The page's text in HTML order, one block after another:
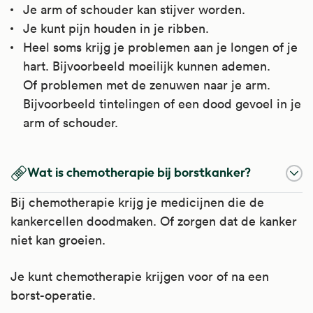
Je arm of schouder kan stijver worden.
Je kunt pijn houden in je ribben.
Heel soms krijg je problemen aan je longen of je
hart. Bijvoorbeeld moeilijk kunnen ademen.
Of problemen met de zenuwen naar je arm.
Bijvoorbeeld tintelingen of een dood gevoel in je
arm of schouder.
Wat is chemotherapie bij borstkanker?
Bij chemotherapie krijg je medicijnen die de
kankercellen doodmaken. Of zorgen dat de kanker
niet kan groeien.
Je kunt chemotherapie krijgen voor of na een
borst-operatie.